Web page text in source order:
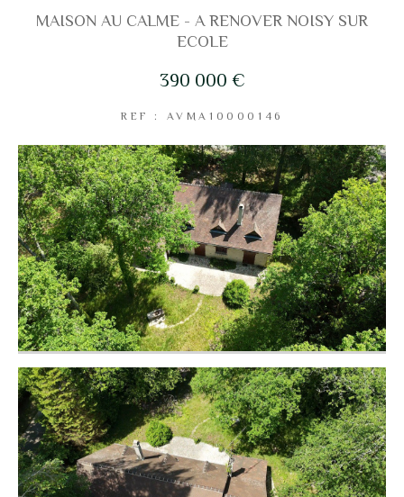
MAISON AU CALME - A RENOVER NOISY SUR
ECOLE
390 000 €
REF : AVMA10000146
RECHERCHER